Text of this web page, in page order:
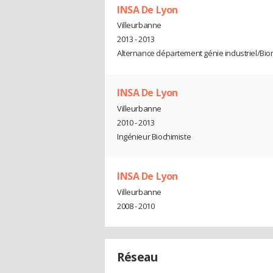
INSA De Lyon
Villeurbanne
2013 - 2013
Alternance département génie industriel/
INSA De Lyon
Villeurbanne
2010 - 2013
Ingénieur Biochimiste
INSA De Lyon
Villeurbanne
2008 - 2010
Réseau